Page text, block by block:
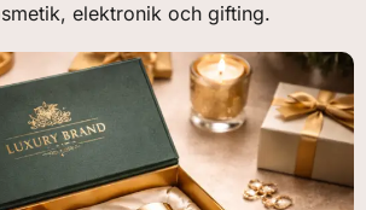
elektronik och gifting.